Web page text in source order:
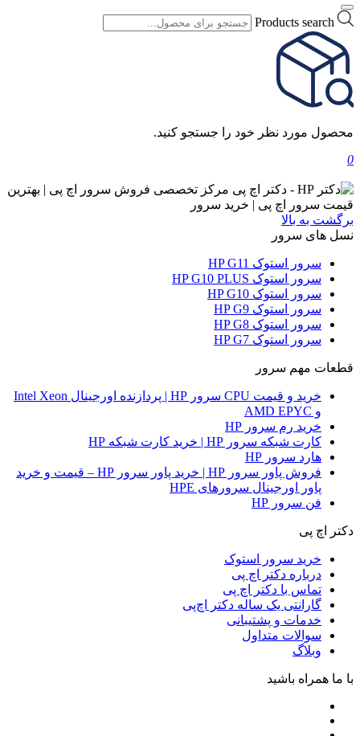
Products search
محصول مورد نظر خود را جستجو کنید.
0
برگشت به بالا
نسل های سرور
سرور استوک HP G11
سرور استوک HP G10 PLUS
سرور استوک HP G10
سرور استوک HP G9
سرور استوک HP G8
سرور استوک HP G7
قطعات مهم سرور
خرید و قیمت CPU سرور HP | پردازنده اورجینال Intel Xeon
و AMD EPYC
خرید رم سرور HP
کارت شبکه سرور HP | خرید کارت شبکه HP
هارد سرور HP
فروش پاور سرور HP | خرید پاور سرور HP – قیمت و خرید
پاور اورجینال سرورهای HPE
فن سرور HP
دکتر اچ پی
خرید سرور استوک
درباره دکتر اچ پی
تماس با دکتر اچ پی
گارانتی یک ساله دکتر اچ‌پی
خدمات و پشتیبانی
سوالات متداول
وبلاگ
با ما همراه باشید